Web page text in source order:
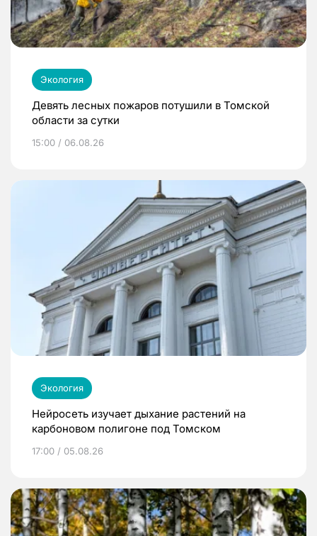
Экология
Девять лесных пожаров потушили в Томской
области за сутки
15:00 / 06.08.26
Экология
Нейросеть изучает дыхание растений на
карбоновом полигоне под Томском
17:00 / 05.08.26